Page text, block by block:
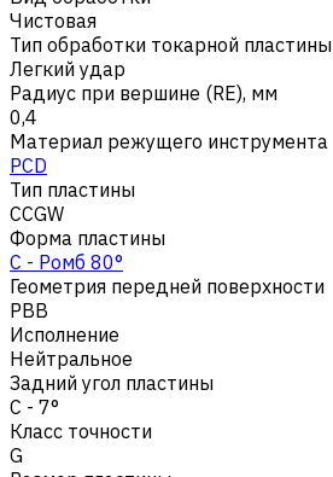
Чистовая
Тип обработки токарной пластины
Легкий удар
Радиус при вершине (RE), мм
0,4
Материал режущего инструмента
PCD
Тип пластины
CCGW
Форма пластины
C - Ромб 80°
Геометрия передней поверхности
PBB
Исполнение
Нейтральное
Задний угол пластины
C - 7°
Класс точности
G